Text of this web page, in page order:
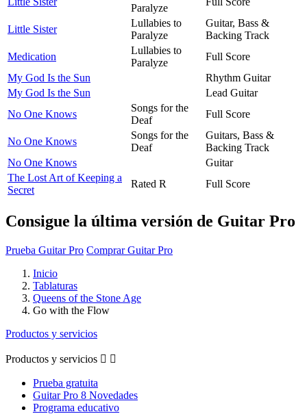
Paralyze
Little Sister
Lullabies to
Paralyze
Guitar, Bass &
Backing Track
Medication
Lullabies to
Paralyze
Full Score
My God Is the Sun
Rhythm Guitar
My God Is the Sun
Lead Guitar
No One Knows
Songs for the
Deaf
Full Score
No One Knows
Songs for the
Deaf
Guitars, Bass &
Backing Track
No One Knows
Guitar
The Lost Art of Keeping a
Secret
Rated R Full Score
Consigue la última versión de Guitar Pro
Prueba Guitar Pro Comprar Guitar Pro
Inicio
Tablaturas
Queens of the Stone Age
Go with the Flow
Productos y servicios
Productos y servicios  
Prueba gratuita
Guitar Pro 8 Novedades
Programa educativo